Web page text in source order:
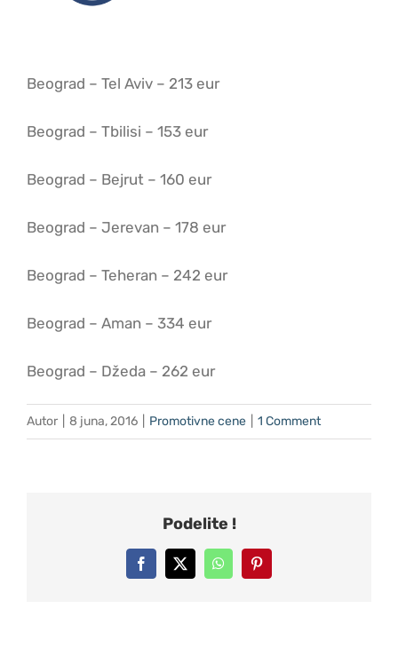
O nama
Kontakt
Beograd – Tel Aviv – 213 eur
Beograd – Tbilisi – 153 eur
Beograd – Bejrut – 160 eur
Beograd – Jerevan – 178 eur
Beograd – Teheran – 242 eur
Beograd – Aman – 334 eur
Beograd – Džeda – 262 eur
Autor 8 juna, 2016 Promotivne cene 1 Comment
Podelite !
Facebook
X WhatsAppPinterest